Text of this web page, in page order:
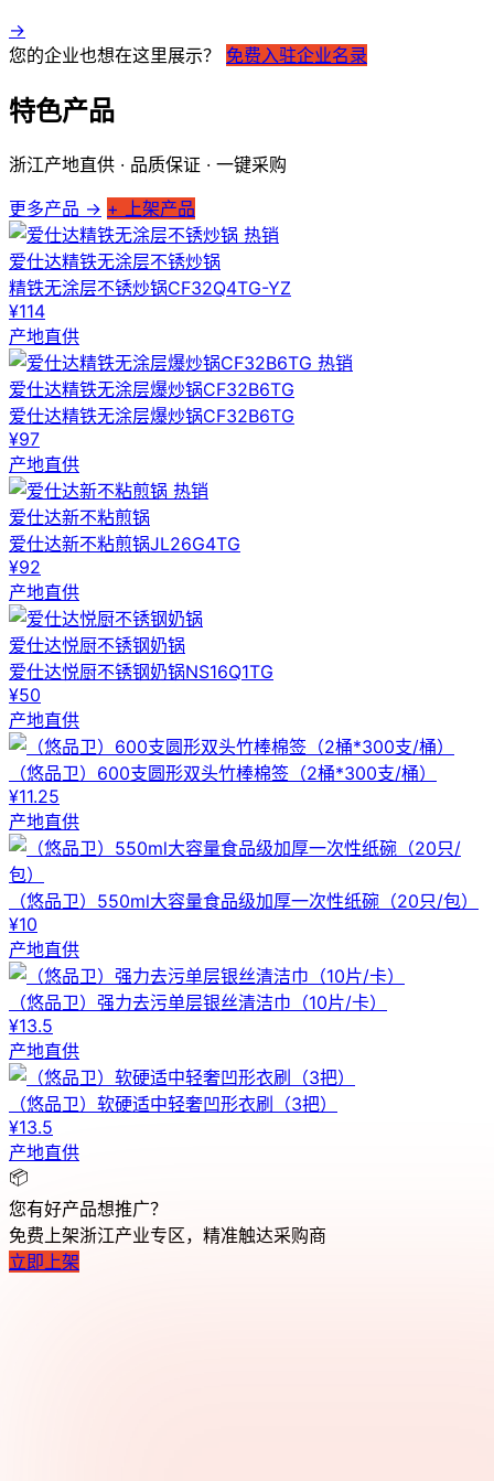
→
您的企业也想在这里展示？
免费入驻企业名录
特色产品
浙江产地直供 · 品质保证 · 一键采购
更多产品 → + 上架产品
热销
爱仕达精铁无涂层不锈炒锅
精铁无涂层不锈炒锅CF32Q4TG-YZ
¥114
产地直供
热销
爱仕达精铁无涂层爆炒锅CF32B6TG
爱仕达精铁无涂层爆炒锅CF32B6TG
¥97
产地直供
热销
爱仕达新不粘煎锅
爱仕达新不粘煎锅JL26G4TG
¥92
产地直供
爱仕达悦厨不锈钢奶锅
爱仕达悦厨不锈钢奶锅NS16Q1TG
¥50
产地直供
（悠品卫）600支圆形双头竹棒棉签（2桶*300支/桶）
¥11.25
产地直供
（悠品卫）550ml大容量食品级加厚一次性纸碗（20只/包）
¥10
产地直供
（悠品卫）强力去污单层银丝清洁巾（10片/卡）
¥13.5
产地直供
（悠品卫）软硬适中轻奢凹形衣刷（3把）
¥13.5
产地直供
📦
您有好产品想推广？
免费上架浙江产业专区，精准触达采购商
立即上架